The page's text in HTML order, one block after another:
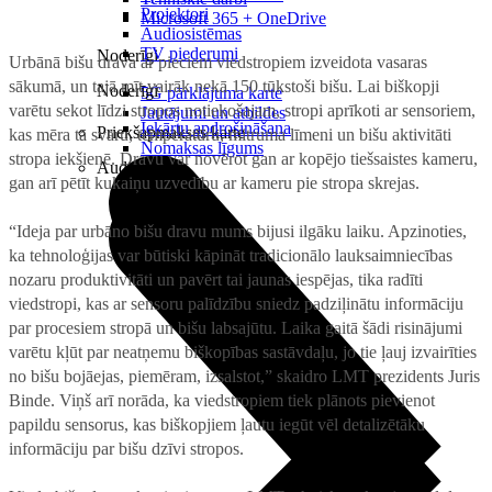
Microsoft 365 + OneDrive
Noderīgi
5G pārklājuma karte
Jautājumi un atbildes
Priekšapmaksas karte
Projektori
Audiosistēmas
TV piederumi
Noderīgi
Iekārtu apdrošināšana
Nomaksas līgums
Audio
Urbānā bišu drava ar pieciem viedstropiem izveidota vasaras
sākumā, un tajā mīt vairāk nekā 150 tūkstoši bišu. Lai biškopji
varētu sekot līdzi stropos notiekošajam, stropi aprīkoti ar sensoriem,
kas mēra tā svaru, temperatūru, mitruma līmeni un bišu aktivitāti
stropa iekšienē. Dravu var novērot gan ar kopējo tiešsaistes kameru,
gan arī pētīt kukaiņu uzvedību ar kameru pie stropa skrejas.
“Ideja par urbāno bišu dravu mums bijusi ilgāku laiku. Apzinoties,
ka tehnoloģijas var būtiski kāpināt tradicionālo lauksaimniecības
nozaru produktivitāti un pavērt tai jaunas iespējas, tika radīti
viedstropi, kas ar sensoru palīdzību sniedz padziļinātu informāciju
par procesiem stropā un bišu labsajūtu. Laika gaitā šādi risinājumi
varētu kļūt par neatņemu biškopības sastāvdaļu, jo tie ļauj izvairīties
no bišu bojāejas, piemēram, izsalstot,” skaidro LMT prezidents Juris
Binde. Viņš arī norāda, ka viedstropiem tiek plānots pievienot
papildu sensorus, kas biškopjiem ļautu iegūt vēl detalizētāku
informāciju par bišu dzīvi stropos.